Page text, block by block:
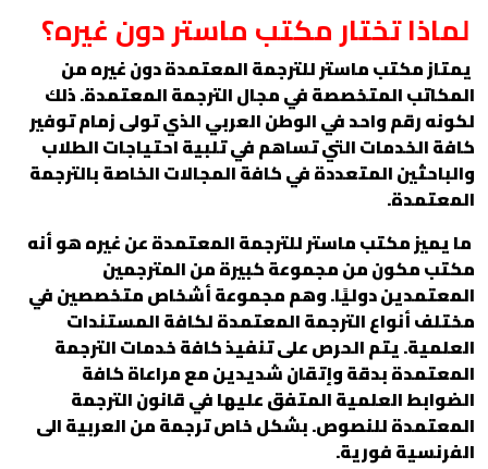
لماذا تختار مكتب ماستر دون غيره؟
يمتاز مكتب ماستر للترجمة المعتمدة دون غيره من
المكاتب المتخصصة في مجال الترجمة المعتمدة. ذلك
لكونه رقم واحد في الوطن العربي الذي تولى زمام توفير
كافة الخدمات التي تساهم في تلبية احتياجات الطلاب
والباحثين المتعددة في كافة المجالات الخاصة بالترجمة
المعتمدة.
ما يميز مكتب ماستر للترجمة المعتمدة عن غيره هو أنه
مكتب مكون من مجموعة كبيرة من المترجمين
المعتمدين دوليًا. وهم مجموعة أشخاص متخصصين في
مختلف أنواع الترجمة المعتمدة لكافة المستندات
العلمية. يتم الحرص على تنفيذ كافة خدمات الترجمة
المعتمدة بدقة وإتقان شديدين مع مراعاة كافة
الضوابط العلمية المتفق عليها في قانون الترجمة
المعتمدة للنصوص. بشكل خاص ترجمة من العربية الى
الفرنسية فورية.